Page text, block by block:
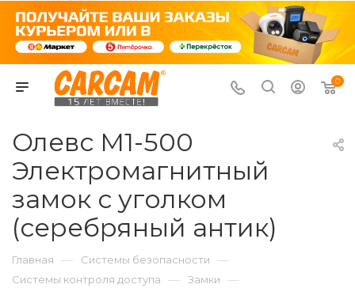
0
Олевс M1-500
Электромагнитный
замок с уголком
(серебряный антик)
Главная — Системы безопасности —
Системы контроля доступа — Замки —